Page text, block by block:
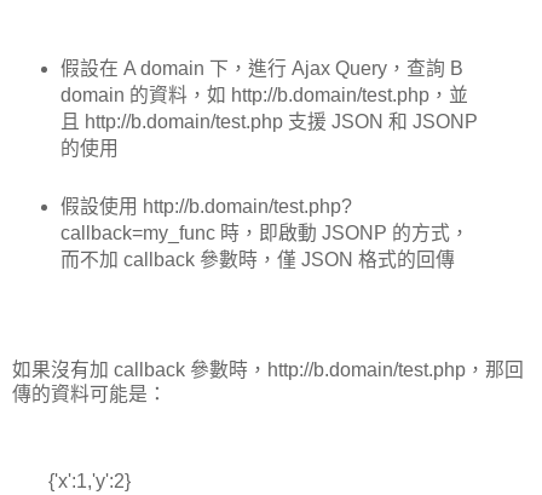
假設在 A domain 下，進行 Ajax Query，查詢 B
domain 的資料，如 http://b.domain/test.php，並
且 http://b.domain/test.php 支援 JSON 和 JSONP
的使用
假設使用 http://b.domain/test.php?
callback=my_func 時，即啟動 JSONP 的方式，
而不加 callback 參數時，僅 JSON 格式的回傳
如果沒有加 callback 參數時，http://b.domain/test.php，那回
傳的資料可能是：
{'x':1,'y':2}